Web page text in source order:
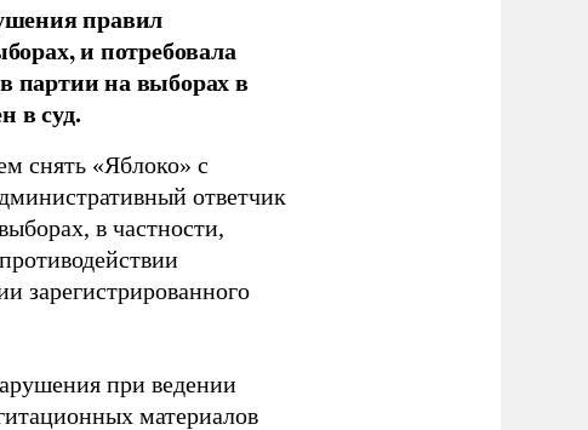
правил
и потребовала
партии на выборах в
в суд.
снять «Яблоко» с
ответчик
в частности,
зарегистрированного
при ведении
материалов